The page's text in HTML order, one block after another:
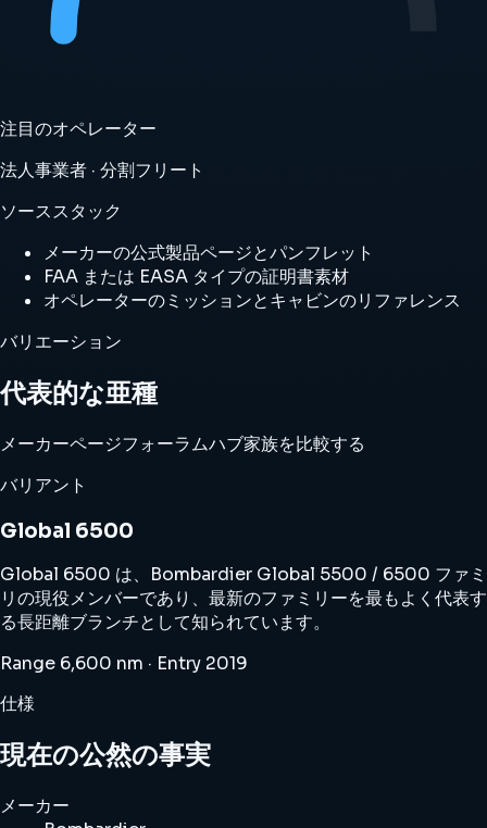
注目のオペレーター
法人事業者 · 分割フリート
ソーススタック
メーカーの公式製品ページとパンフレット
FAA または EASA タイプの証明書素材
オペレーターのミッションとキャビンのリファレンス
バリエーション
代表的な亜種
メーカーページフォーラムハブ家族を比較する
バリアント
Global 6500
Global 6500 は、Bombardier Global 5500 / 6500 ファミ
リの現役メンバーであり、最新のファミリーを最もよく代表す
る長距離ブランチとして知られています。
Range 6,600 nm · Entry 2019
仕様
現在の公然の事実
メーカー